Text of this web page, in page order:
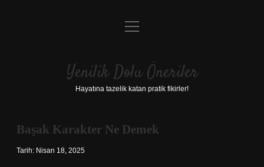
Anasayfa
Yasal Uyarı
menüyü
Yenilik Dolu Öneriler
Hayatına tazelik katan pratik fikirler!
Başak Karakter Ne Demek
Tarih: Nisan 18, 2025